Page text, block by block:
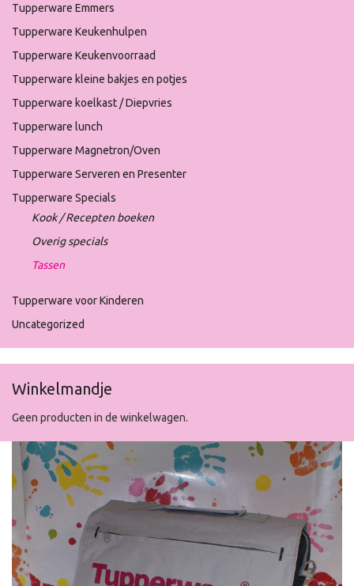
Tupperware Emmers
Tupperware Keukenhulpen
Tupperware Keukenvoorraad
Tupperware kleine bakjes en potjes
Tupperware koelkast / Diepvries
Tupperware lunch
Tupperware Magnetron/Oven
Tupperware Serveren en Presenter
Tupperware Specials
Kook / Recepten boeken
Overig specials
Tassen
Tupperware voor Kinderen
Uncategorized
Winkelmandje
Geen producten in de winkelwagen.